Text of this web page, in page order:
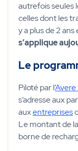
autrefois seules
celles dont les
y a plus de 2
s’applique
Le
Piloté par l’Avere
s’adresse aux
auxentreprises
Le montant de
borne de